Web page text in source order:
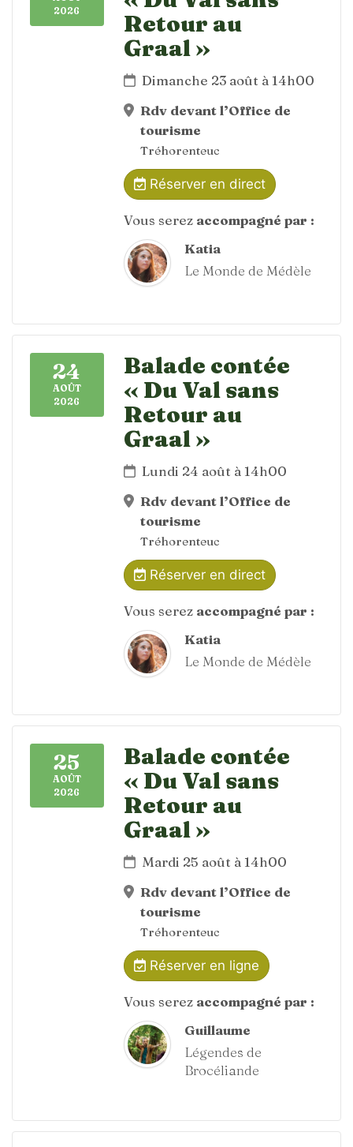
2026
Retour au
Graal »
Dimanche 23 août à 14h00
Rdv devant l’Office de
tourisme
Tréhorenteuc
Réserver en direct
Vous serez accompagné par :
Katia
Le Monde de Médèle
24
AOÛT
2026
Balade contée
« Du Val sans
Retour au
Graal »
Lundi 24 août à 14h00
Rdv devant l’Office de
tourisme
Tréhorenteuc
Réserver en direct
Vous serez accompagné par :
Katia
Le Monde de Médèle
25
AOÛT
2026
Balade contée
« Du Val sans
Retour au
Graal »
Mardi 25 août à 14h00
Rdv devant l’Office de
tourisme
Tréhorenteuc
Réserver en ligne
Vous serez accompagné par :
Guillaume
Légendes de
Brocéliande